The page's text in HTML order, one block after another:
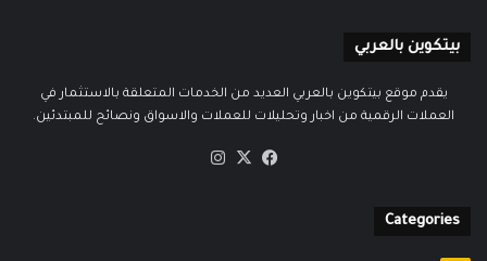
بيتكوين بالعربي
يقدم موقع بيتكوين بالعربي العديد من الخدمات المتعلقة بالاستثمار في
العملات الرقمية من اخبار وتحليلات للعملات والاسواق ونصائح للمبتدئين.
فيسبوك
‫X
Categories